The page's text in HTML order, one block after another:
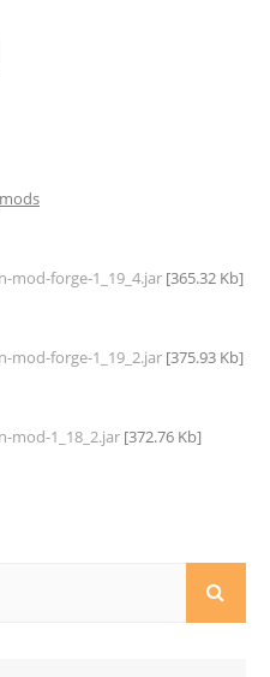
mods
mod-forge-1_19_4.jar
mod-forge-1_19_2.jar
mod-1_18_2.jar